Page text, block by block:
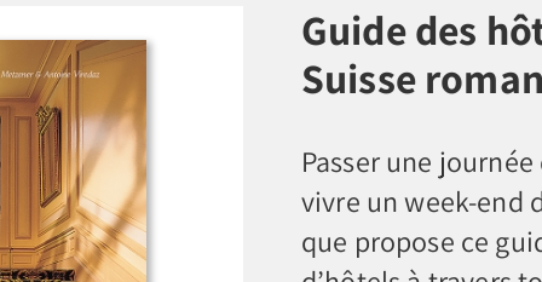
Guide des
Suisse
Passer une
vivre un week-end
que propose ce